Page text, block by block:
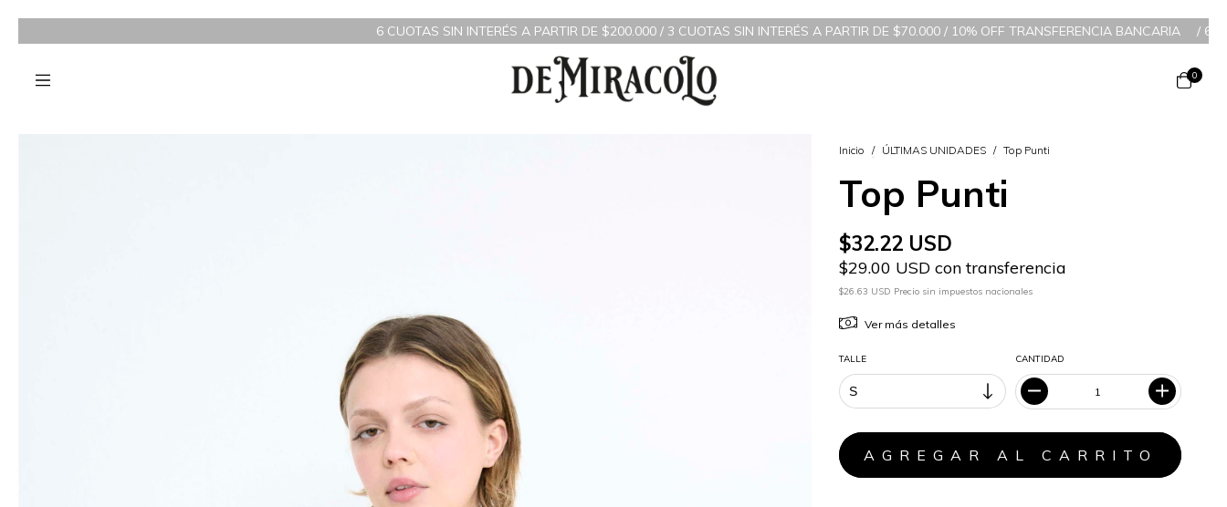
6 CUOTAS SIN INTERÉS A PARTIR DE $200.000 / 3 CUOTAS SIN INTERÉS A PARTIR DE $70.000 / 10% OFF TRANSFERENCIA BANCARIA /6 CUOTAS SIN
0
Inicio / ÚLTIMAS UNIDADES / Top Punti
Top Punti
$32.22 USD
$29.00 USD con transferencia
$26.63 USD Precio sin impuestos nacionales
Ver más detalles
TALLE CANTIDAD